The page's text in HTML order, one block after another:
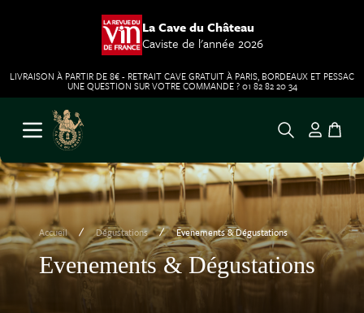
La Cave du Château
Caviste de l'année 2026
LIVRAISON À PARTIR DE 8€ - RETRAIT CAVE GRATUIT À PARIS, BORDEAUX ET PESSAC
UNE QUESTION SUR VOTRE COMMANDE ? 01 82 82 20 34
Aller au contenu
Ouvrir le menu
Accueil / Dégustations / Evenements & Dégustations
Evenements & Dégustations